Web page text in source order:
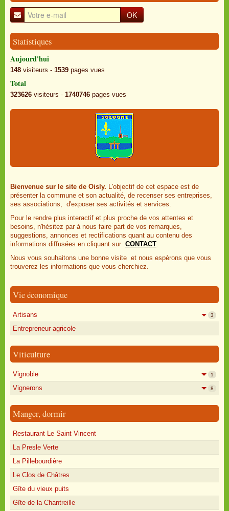
OK
Statistiques
Aujourd'hui
148 visiteurs - 1539 pages vues
Total
323626 visiteurs - 1740746 pages vues
Bienvenue sur le site de Oisly. L'objectif de cet espace est de
présenter la commune et son actualité, de recenser ses entreprises,
ses associations, d'exposer ses activités et services.
Pour le rendre plus interactif et plus proche de vos attentes et
besoins, n'hésitez par à nous faire part de vos remarques,
suggestions, annonces et rectifications quant au contenu des
informations diffusées en cliquant sur CONTACT.
Nous vous souhaitons une bonne visite et nous espèrons que vous
trouverez les informations que vous cherchiez.
Vie économique
Artisans 3
Entrepreneur agricole
Viticulture
Vignoble 1
Vignerons 8
Manger, dormir
Restaurant Le Saint Vincent
La Presle Verte
La Pillebourdière
Le Clos de Châtres
Gîte du vieux puits
Gîte de la Chantreille